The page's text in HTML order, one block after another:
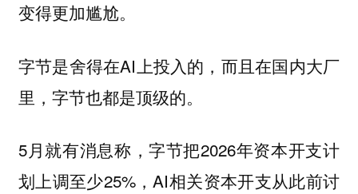
变得更加尴尬。
字节是舍得在AI上投入的，而且在国内大厂
里，字节也都是顶级的。
5月就有消息称，字节把2026年资本开支计
划上调至少25%，AI相关资本开支从此前讨